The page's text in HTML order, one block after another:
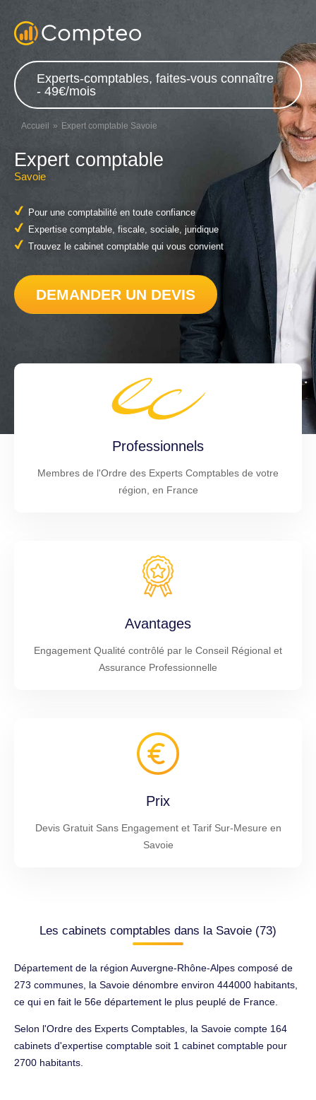
Experts-comptables, faites-vous connaître
- 49€/mois
Accueil Expert comptable Savoie
Expert comptable
Savoie
Pour une comptabilité en toute confiance
Expertise comptable, fiscale, sociale, juridique
Trouvez le cabinet comptable qui vous convient
DEMANDER UN DEVIS
Professionnels
Membres de l'Ordre des Experts Comptables de votre
région, en France
Avantages
Engagement Qualité contrôlé par le Conseil Régional et
Assurance Professionnelle
Prix
Devis Gratuit Sans Engagement et Tarif Sur-Mesure en
Savoie
Les cabinets comptables dans la Savoie (73)
Département de la région Auvergne-Rhône-Alpes composé de
273 communes, la Savoie dénombre environ 444000 habitants,
ce qui en fait le 56e département le plus peuplé de France.
Selon l'Ordre des Experts Comptables, la Savoie compte 164
cabinets d'expertise comptable soit 1 cabinet comptable pour
2700 habitants.